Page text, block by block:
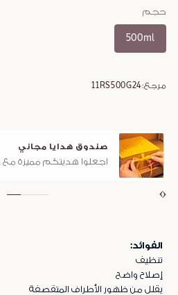
حجم
500ml
مرجع:11RS500G24
صندوق هدايا مجاني
اجعلوا هديتكم مميزة مع
الفوائد:
تنظيف
إصلاح واضح
يقلل من ظهور الأطراف المتقصفة